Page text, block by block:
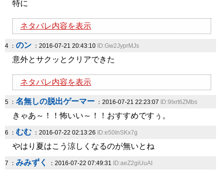
特に
ネタバレ内容を表示
4 ： のン ：2016-07-21 20:43:10 ID:Gw2JyprMJs
意外とサクッとクリアできた
ネタバレ内容を表示
5 ： 名無しの脱出ゲーマー ：2016-07-21 22:23:07 ID:9Ixrt6ZMbs
きゃあ～！！怖いい～！！おすすめですぅ。
6 ： むむ ：2016-07-22 02:13:26 ID:e50InSKx7g
やはり夏はこう涼しくなるのが無いとね
7 ： みみずく ：2016-07-22 07:49:31 ID:aeZ2giUuAI